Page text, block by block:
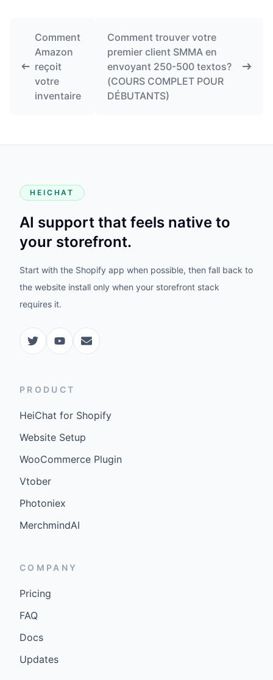
Comment
Amazon
reçoit
votre
inventaire
Comment trouver votre
premier client SMMA en
envoyant 250-500 textos?
(COURS COMPLET POUR
DÉBUTANTS)
HEICHAT
AI support that feels native to
your storefront.
Start with the Shopify app when possible, then fall back to
the website install only when your storefront stack
requires it.
PRODUCT
HeiChat for Shopify
Website Setup
WooCommerce Plugin
Vtober
Photoniex
MerchmindAI
COMPANY
Pricing
FAQ
Docs
Updates